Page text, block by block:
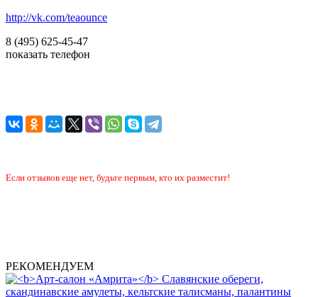
http://vk.com/teaounce
8 (495) 625-45-47
показать телефон
Если отзывов еще нет, будьте первым, кто их разместит!
РЕКОМЕНДУЕМ